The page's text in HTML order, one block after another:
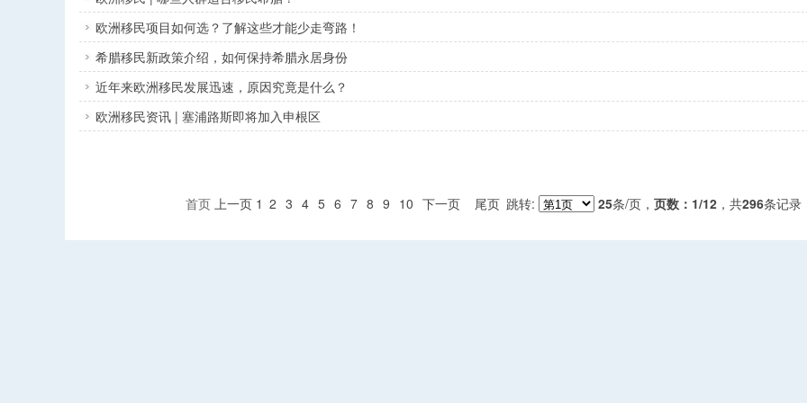
欧洲移民项目如何选？了解这些才能少走弯路！
希腊移民新政策介绍，如何保持希腊永居身份
近年来欧洲移民发展迅速，原因究竟是什么？
欧洲移民资讯 | 塞浦路斯即将加入申根区
首页 上一页 1 2 3 4 5 6 7 8 9 10 下一页 尾页 跳转: 25条/页， 页数：1/12 ，共296条记录